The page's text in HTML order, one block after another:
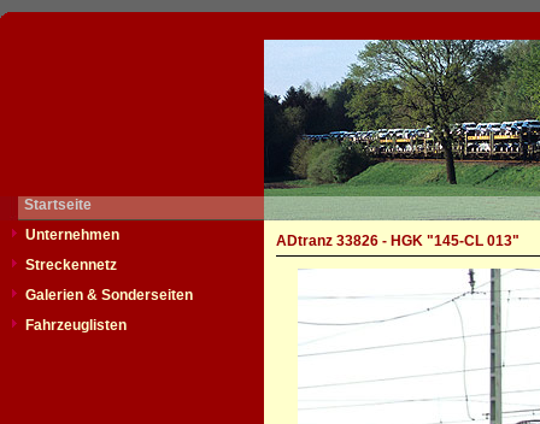
Startseite
Unternehmen
Streckennetz
Galerien & Sonderseiten
Fahrzeuglisten
ADtranz 33826 - HGK "145-CL 013"